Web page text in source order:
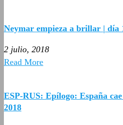
Neymar empieza a brillar | día
2 julio, 2018
Read More
ESP-RUS: Epílogo: España
2018